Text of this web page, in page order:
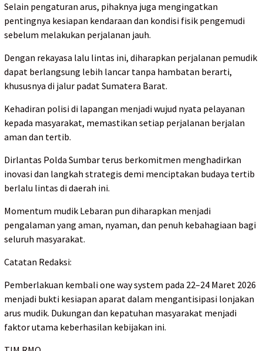
Selain pengaturan arus, pihaknya juga mengingatkan
pentingnya kesiapan kendaraan dan kondisi fisik pengemudi
sebelum melakukan perjalanan jauh.
Dengan rekayasa lalu lintas ini, diharapkan perjalanan pemudik
dapat berlangsung lebih lancar tanpa hambatan berarti,
khususnya di jalur padat Sumatera Barat.
Kehadiran polisi di lapangan menjadi wujud nyata pelayanan
kepada masyarakat, memastikan setiap perjalanan berjalan
aman dan tertib.
Dirlantas Polda Sumbar terus berkomitmen menghadirkan
inovasi dan langkah strategis demi menciptakan budaya tertib
berlalu lintas di daerah ini.
Momentum mudik Lebaran pun diharapkan menjadi
pengalaman yang aman, nyaman, dan penuh kebahagiaan bagi
seluruh masyarakat.
Catatan Redaksi:
Pemberlakuan kembali one way system pada 22–24 Maret 2026
menjadi bukti kesiapan aparat dalam mengantisipasi lonjakan
arus mudik. Dukungan dan kepatuhan masyarakat menjadi
faktor utama keberhasilan kebijakan ini.